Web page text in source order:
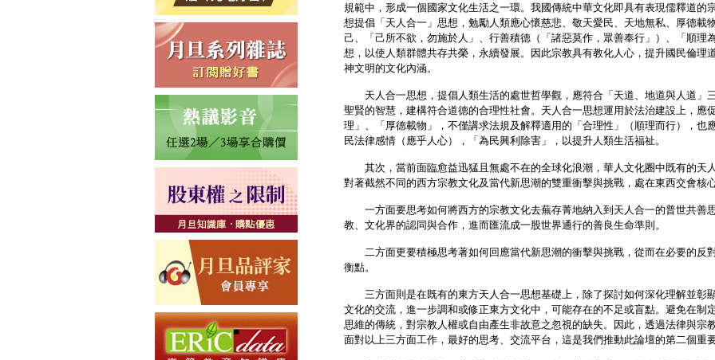
規範中，形成一個國家文化生活之一環。我國傳統中華文化即具有表現儒釋道的
想提倡「天人合一」思想，勉勵人類應心懷慈悲、敬天愛民、天地無私、厚德載
己、「己所不欲，勿施於人」、行善積德（「諸惡莫作，眾善奉行」）、「順理
想，以使人類群體共存共榮，永續發展。因此宗教具有教化人心，提升國民倫理
神文明的文化內涵。
天人合一思想，提倡人類生活的處世哲學觀，應符合「天道、地道與人道」
聖賢的智慧，建構符合道德的合理性社會。天人合一思想運用於法治建設上，應
理」、「厚德載物」，不僅講求法規及解釋適用的「合理性」（順理而行），也
民法律感情（應乎人心），「為民興利除害」，以提升人類生活福祉。
其次，當前面臨愈益迅猛且無處不在的全球化浪潮，華人文化圈中既有的天
對著截然不同的西方宗教文化及當代新思潮的雙重衝擊與挑戰，處在東西交會核
一方面要思考如何將西方的宗教文化去蕪存菁地納入到天人合一的普世共善
教、文化界的認同與合作，進而匯流成一股世界通行的善良生命準則。
二方面更要積極思考著如何回應當代新思潮的衝擊與挑戰，從而在必要的反
衡點。
三方面則是在既有的東方天人合一思想基礎上，除了探討如何深化理解並彰
文化的交流，進一步調和或修正東方文化中，可能存在的不足或盲點。避免在制
思維的傳統，對宗教人權或自由產生非故意之忽視的缺失。因此，透過法律與宗
面對以上三方面工作，最好的思考、交流平台，這是我們推動此論壇的第二個重